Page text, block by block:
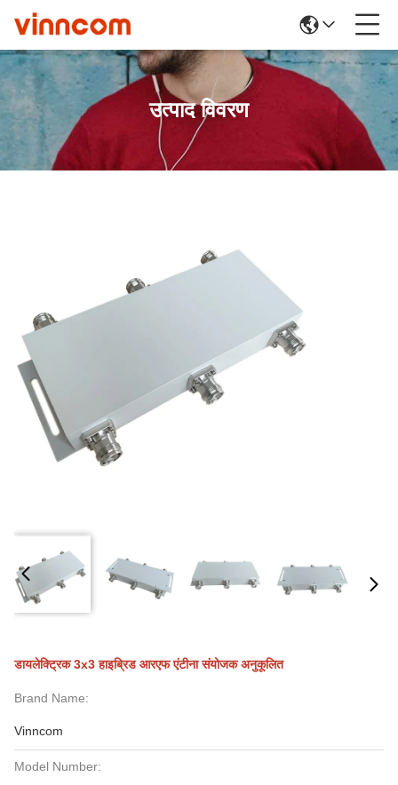
उत्पाद विवरण
डायलेक्ट्रिक 3x3 हाइब्रिड आरएफ एंटीना संयोजक अनुकूलित
Brand Name:
Vinncom
Model Number: